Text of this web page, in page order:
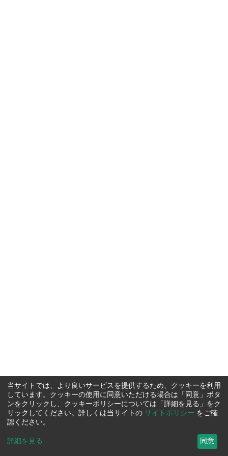
当サイトでは、より良いサービスを提供するため、クッキーを利用
しています。クッキーの使用に同意いただける場合は「同意」ボタ
ンをクリックし、クッキーポリシーについては「詳細を見る」をク
リックしてください。詳しくは当サイトの サイトポリシー をご確
認ください。
詳細を見る ... 同意